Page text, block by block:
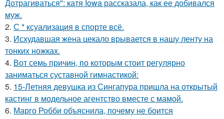
Дотрагиваться": катя Iowa рассказала, как ее добивался
муж.
2. С * ксуализация в спорте всё.
3. Исхудавшая жена цекало врывается в нашу ленту на
тонких ножках.
4. Вот семь причин, по которым стоит регулярно
заниматься суставной гимнастикой:
5. 15-Летняя девушка из Сингапура пришла на открытый
кастинг в модельное агентство вместе с мамой.
6. Марго Робби объяснила, почему не боится